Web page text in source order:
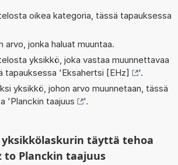
oikea kategoria, tässä tapauksessa
arvo, jonka haluat muuntaa.
yksikkö, joka vastaa muunnettavaa
tapauksessa 'Eksahertsi [EHz]
'.
yksikkö, johon arvo muunnetaan, tässä
'Planckin taajuus '.
täyttä tehoa
to Planckin taajuus